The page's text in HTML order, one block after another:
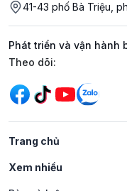
41-43 phố Bà Triệu,
Phát triển và vận hành
Mạng xã hội
Theo dõi:
Trang chủ
Xem nhiều